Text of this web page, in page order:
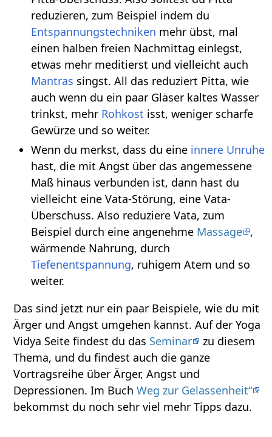
reduzieren, zum Beispiel indem du
Entspannungstechniken mehr übst, mal
einen halben freien Nachmittag einlegst,
etwas mehr meditierst und vielleicht auch
Mantras singst. All das reduziert Pitta, wie
auch wenn du ein paar Gläser kaltes Wasser
trinkst, mehr Rohkost isst, weniger scharfe
Gewürze und so weiter.
Wenn du merkst, dass du eine innere Unruhe
hast, die mit Angst über das angemessene
Maß hinaus verbunden ist, dann hast du
vielleicht eine Vata-Störung, eine Vata-
Überschuss. Also reduziere Vata, zum
Beispiel durch eine angenehme Massage ,
wärmende Nahrung, durch
Tiefenentspannung, ruhigem Atem und so
weiter.
Das sind jetzt nur ein paar Beispiele, wie du mit
Ärger und Angst umgehen kannst. Auf der Yoga
Vidya Seite findest du das Seminar
zu diesem
Thema, und du findest auch die ganze
Vortragsreihe über Ärger, Angst und
Depressionen. Im BuchWeg zur Gelassenheit“
bekommst du noch sehr viel mehr Tipps dazu.